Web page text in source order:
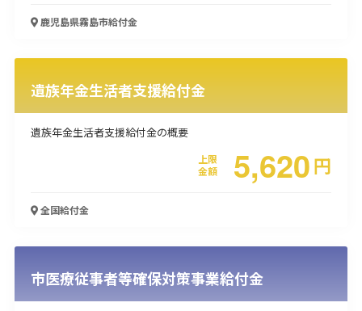
使い道
起業・創業
事業承継 災害・被災者支援
鹿児島県霧島市給付金
遺族年金生活者支援給付金
遺族年金生活者支援給付金の概要
上限
金額
5,620円
全国給付金
市医療従事者等確保対策事業給付金